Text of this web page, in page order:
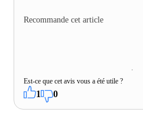
Recommande cet article
Est-ce que cet avis vous a été utile ?
1 0